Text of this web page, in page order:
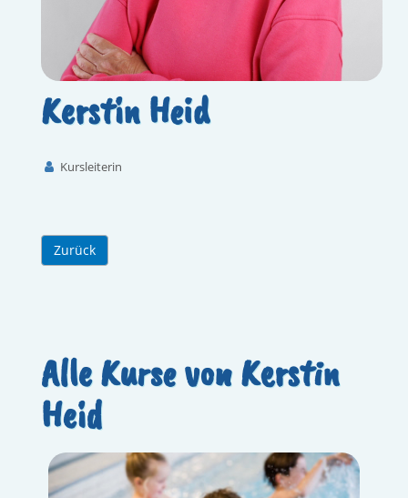
Kerstin Heid
Kursleiterin
Zurück
Alle Kurse von Kerstin
Heid